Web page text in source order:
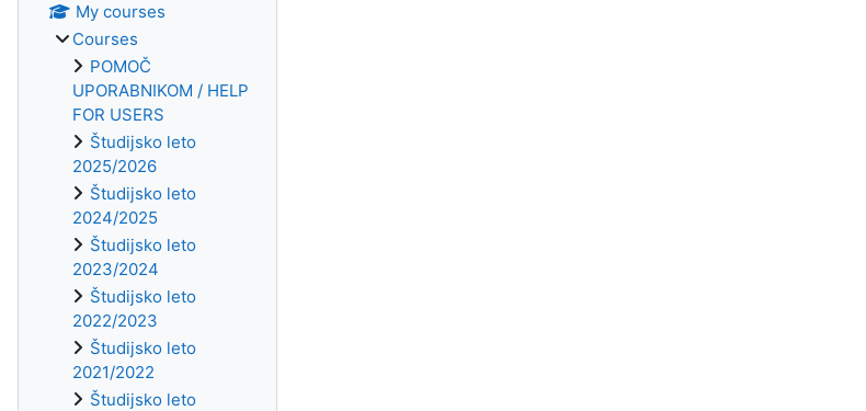
My courses
Courses
POMOČ
UPORABNIKOM / HELP
FOR USERS
Študijsko leto
2025/2026
Študijsko leto
2024/2025
Študijsko leto
2023/2024
Študijsko leto
2022/2023
Študijsko leto
2021/2022
Študijsko leto